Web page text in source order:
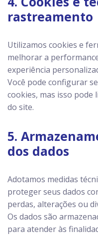
rastreamento
Utilizamos cookies e
melhorar a
experiência
Você pode configurar
cookies, mas isso
do site.
5.
dos dados
Adotamos medidas
proteger seus dados
perdas, alterações ou
Os dados são
para atender às